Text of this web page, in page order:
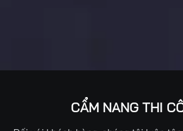
CẨM NANG THI